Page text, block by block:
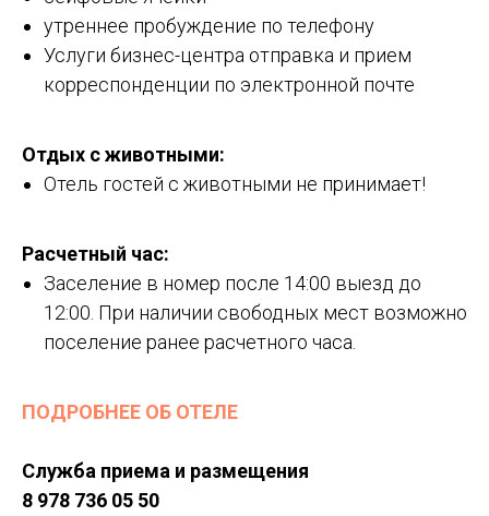
утреннее пробуждение по телефону
Услуги бизнес-центра отправка и прием
корреспонденции по электронной почте
Отдых с животными:
Отель гостей с животными не принимает!
Расчетный час:
Заселение в номер после 14:00 выезд до
12:00. При наличии свободных мест возможно
поселение ранее расчетного часа.
ПОДРОБНЕЕ ОБ ОТЕЛЕ
Служба приема и размещения
8 978 736 05 50